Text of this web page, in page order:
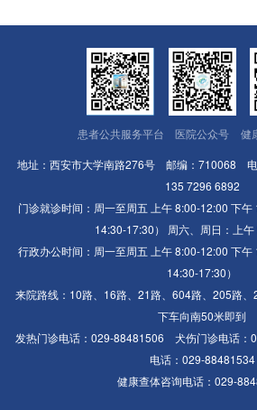
患者公共服务平台 医院公众号
健
地址：西安市大学南路276号 邮编：710068
135 7296 6892
门诊就诊时间：周一至周五 上午 8:00-12:00 下
14:30-17:30） 周六、周日：上
行政办公时间：周一至周五 上午 8:00-12:00 下
14:30-17:30）
来院路线：10路、16路、21路、604路、205路
下车向南50米即到
发热门诊电话：029-88481506 犬伤门诊电话
电话：029-88481534
健康查体咨询电话：029-